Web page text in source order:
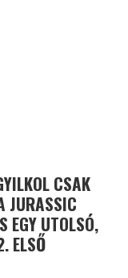
CSAK
JURASSIC
EGY UTOLSÓ,
ELSŐ